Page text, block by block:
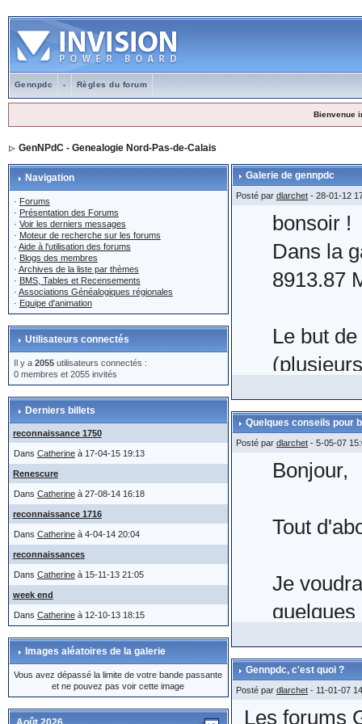
Gennpdc - Règles du forum
Bienvenue
GenNPdC - Genealogie Nord-Pas-de-Calais
Navigation
· Forums
· Présentation des Forums
· Voir les derniers messages
· Moteur de recherche sur les forums
· Aide à l'utilisation des forums
· Blogs des membres
· Archives de la liste par thèmes
· BMS, Tables et Recensements
· Associations Généalogiques régionales
· Equipe d'animation
Utilisateurs connectés
Il y a 2055utilisateurs connectés :
0 membres et 2055 invités
Derniers billets
reconnaissance 1750
Dans Catherineà 17-04-15 19:13
Renescure
Dans Catherineà 27-08-14 16:18
reconnaissance 1716
Dans Catherineà 4-04-14 20:04
reconnaissances
Dans Catherineà 15-11-13 21:05
week end
Dans Catherineà 12-10-13 18:15
Images aléatoires de la galerie
Vous avez dépassé la limite de votre bande passante
et ne pouvez pas voir cette image
Galerie de gennpdc
Posté par dlarchet- 28-01-12
bonsoir !
Dans la
8913.87
Le but
même,
On voit
moteur
l'envoi)
fait 2 à 3
Il
Quelques conseils pour
Posté par dlarchet- 5-05-07
Bonjour,
Tout
Je
forums.
Voici
Gennpdc, c'est quoi ?
Posté par dlarchet- 11-01-07
Les forums